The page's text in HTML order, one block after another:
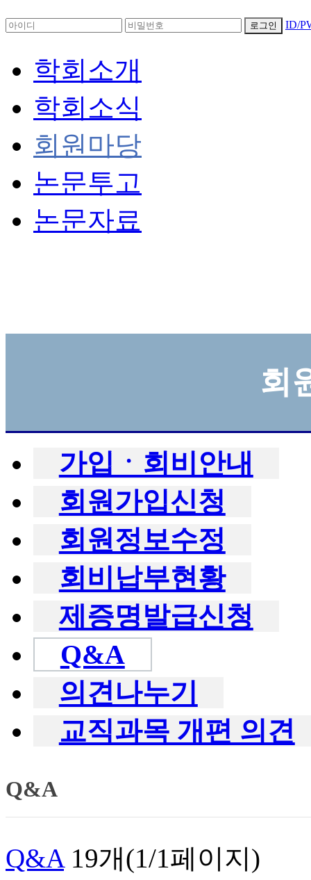
로그인 ID/
학회소개
학회소식
회원마당
논문투고
논문자료
회
가입ㆍ회비안내
회원가입신청
회원정보수정
회비납부현황
제증명발급신청
Q&A
의견나누기
교직과목 개편 의견
Q&A
Q&A 19개(1/1페이지)